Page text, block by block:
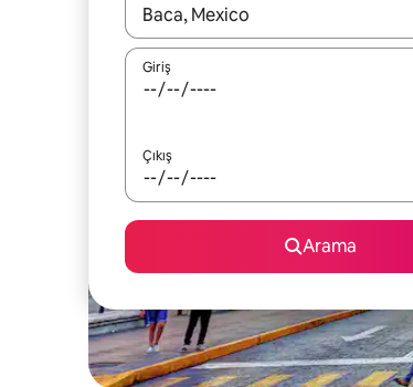
Sonuçlar kullanılabilir olduğunda
Giriş
Çıkış
Arama